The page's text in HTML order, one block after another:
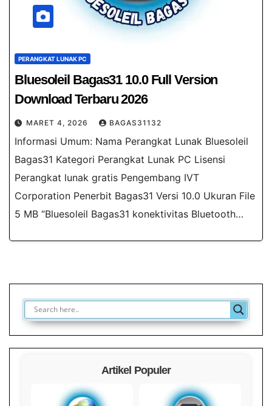
PERANGKAT LUNAK PC
Bluesoleil Bagas31​ 10.0 Full​ Version
Download Terbaru 2026
MARET 4, 2026 BAGAS31132
Informasi Umum: Nama Perangkat Lunak Bluesoleil
Bagas31 Kategori Perangkat Lunak PC Lisensi
Perangkat lunak gratis Pengembang IVT
Corporation Penerbit Bagas31 Versi 10.0 Ukuran File
5 MB “Bluesoleil Bagas31 konektivitas Bluetooth…
Artikel Populer